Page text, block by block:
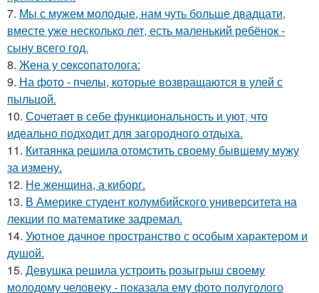
7. Мы с мужем молодые, нам чуть больше двадцати,
вместе уже несколько лет, есть маленький ребёнок -
сыну всего год.
8. Жена у ceкcопатолога:
9. На фото - пчелы, которые возвращаются в улей с
пыльцой.
10. Сочетает в себе функциональность и уют, что
идеально подходит для загородного отдыха.
11. Китаянка решила отомстить своему бывшему мужу
за измену.
12. Не женщина, а киборг.
13. В Америке студент колумбийского университета на
лекции по математике задремал.
14. Уютное дачное пространство с особым характером и
душой.
15. Девушка решила устроить розыгрыш своему
молодому человеку - пoказала ему фото полуголого